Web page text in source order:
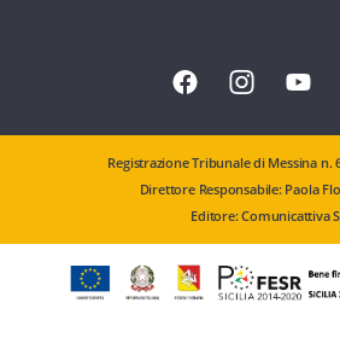
Registrazione Tribunale di Messina n.
Direttore Responsabile: Paola
Editore: Comunicattiva